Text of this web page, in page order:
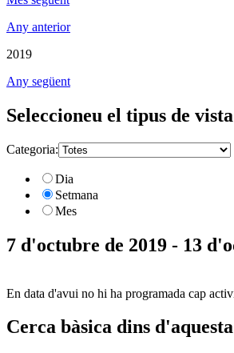
Any anterior
2019
Any següent
Seleccioneu el tipus de vista
Categoria:
Dia
Setmana
Mes
7 d'octubre de 2019 - 13
En data d'avui no hi ha programada cap
Cerca bàsica dins